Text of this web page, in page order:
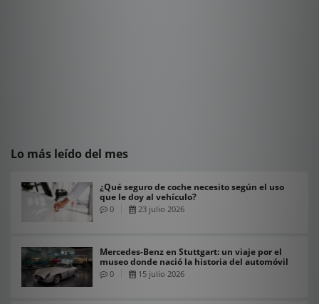
Lo más leído del mes
¿Qué seguro de coche necesito según el uso
que le doy al vehículo?
0 23 julio 2026
Mercedes-Benz en Stuttgart: un viaje por el
museo donde nació la historia del automóvil
0 15 julio 2026